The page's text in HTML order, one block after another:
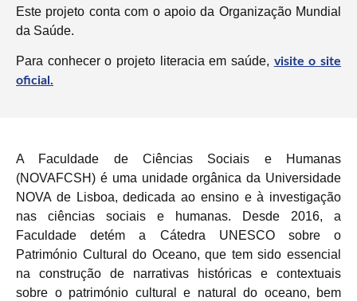
Este projeto conta com o apoio da Organização Mundial
da Saúde.
Para conhecer o projeto literacia em saúde, visite o site
oficial.
A Faculdade de Ciências Sociais e Humanas
(NOVAFCSH) é uma unidade orgânica da Universidade
NOVA de Lisboa, dedicada ao ensino e à investigação
nas ciências sociais e humanas. Desde 2016, a
Faculdade detém a Cátedra UNESCO sobre o
Património Cultural do Oceano, que tem sido essencial
na construção de narrativas históricas e contextuais
sobre o património cultural e natural do oceano, bem